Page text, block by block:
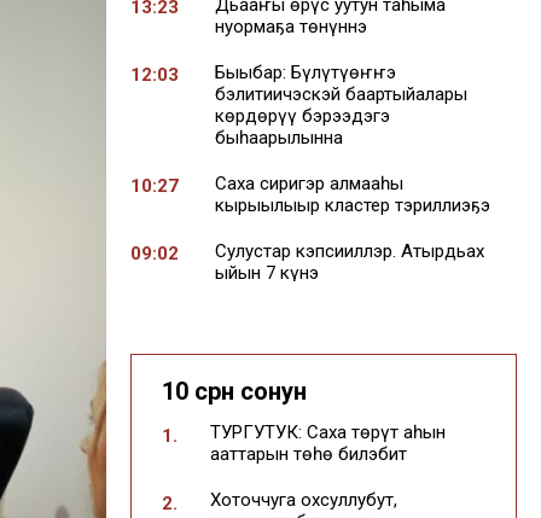
13:23
Дьааҥы өрүс уутун таһыма
нуормаҕа төнүннэ
12:03
Быыбар: Бүлүтүөҥҥэ
бэлитиичэскэй баартыйалары
көрдөрүү бэрээдэгэ
быһаарылынна
10:27
Саха сиригэр алмааһы
кырыылыыр кластер тэриллиэҕэ
09:02
Сулустар кэпсииллэр. Атырдьах
ыйын 7 күнэ
16:12
сыана түстэ
15:08
Саха сирин сорох
оройуоннарыгар +30 кыраадыска
10 сүрүн сонун
1.
ТУРГУТУК: Саха төрүт аһын
ааттарын төһө билэбит
2.
Хоточчуга охсуллубут,